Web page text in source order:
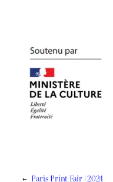
← Paris Print Fair | 2024